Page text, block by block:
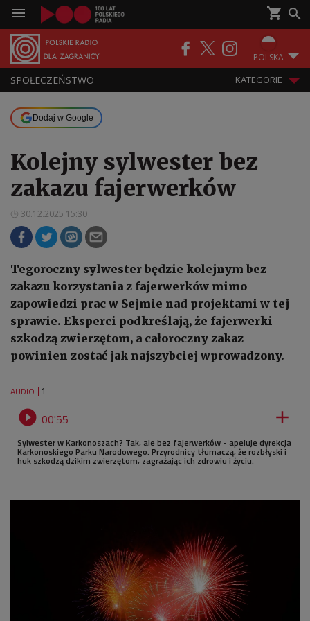
POLSKA
SPOŁECZEŃSTWO KATEGORIE
Dodaj w Google
Kolejny sylwester bez
zakazu fajerwerków
30.12.2025 15:30
Tegoroczny sylwester będzie kolejnym bez
zakazu korzystania z fajerwerków mimo
zapowiedzi prac w Sejmie nad projektami w tej
sprawie. Eksperci podkreślają, że fajerwerki
szkodzą zwierzętom, a całoroczny zakaz
powinien zostać jak najszybciej wprowadzony.
AUDIO 1
 00'55 
Sylwester w Karkonoszach? Tak, ale bez fajerwerków - apeluje dyrekcja
Karkonoskiego Parku Narodowego. Przyrodnicy tłumaczą, że rozbłyski i
huk szkodzą dzikim zwierzętom, zagrażając ich zdrowiu i życiu.